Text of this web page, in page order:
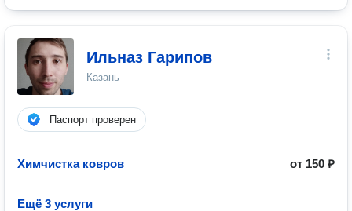
Ильназ Гарипов
Казань
Паспорт проверен
Химчистка ковров от 150 ₽
Ещё 3 услуги